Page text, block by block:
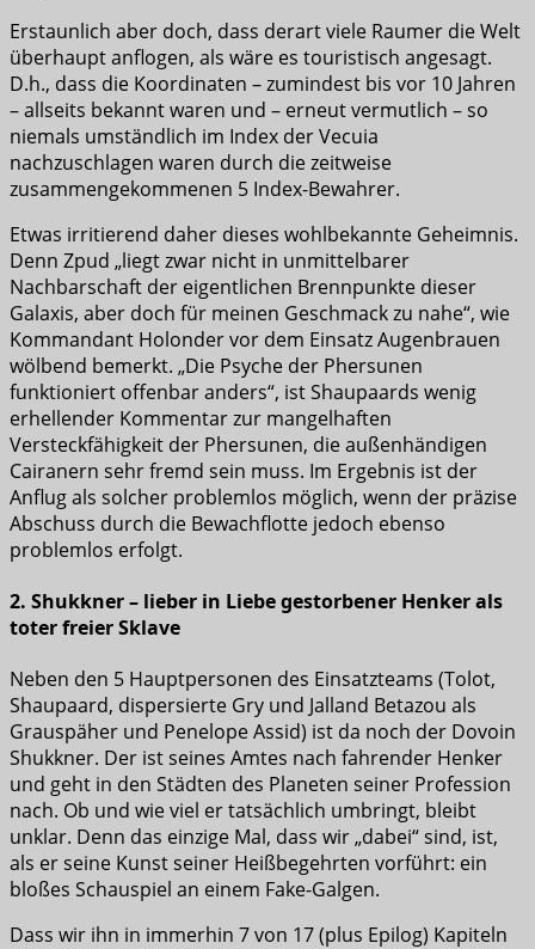
Erstaunlich aber doch, dass derart viele Raumer die Welt
überhaupt anflogen, als wäre es touristisch angesagt.
D.h., dass die Koordinaten – zumindest bis vor 10 Jahren
– allseits bekannt waren und – erneut vermutlich – so
niemals umständlich im Index der Vecuia
nachzuschlagen waren durch die zeitweise
zusammengekommenen 5 Index-Bewahrer.
Etwas irritierend daher dieses wohlbekannte Geheimnis.
Denn Zpud „liegt zwar nicht in unmittelbarer
Nachbarschaft der eigentlichen Brennpunkte dieser
Galaxis, aber doch für meinen Geschmack zu nahe“, wie
Kommandant Holonder vor dem Einsatz Augenbrauen
wölbend bemerkt. „Die Psyche der Phersunen
funktioniert offenbar anders“, ist Shaupaards wenig
erhellender Kommentar zur mangelhaften
Versteckfähigkeit der Phersunen, die außenhändigen
Cairanern sehr fremd sein muss. Im Ergebnis ist der
Anflug als solcher problemlos möglich, wenn der präzise
Abschuss durch die Bewachflotte jedoch ebenso
problemlos erfolgt.
2. Shukkner – lieber in Liebe gestorbener Henker als
toter freier Sklave
Neben den 5 Hauptpersonen des Einsatzteams (Tolot,
Shaupaard, dispersierte Gry und Jalland Betazou als
Grauspäher und Penelope Assid) ist da noch der Dovoin
Shukkner. Der ist seines Amtes nach fahrender Henker
und geht in den Städten des Planeten seiner Profession
nach. Ob und wie viel er tatsächlich umbringt, bleibt
unklar. Denn das einzige Mal, dass wir „dabei“ sind, ist,
als er seine Kunst seiner Heißbegehrten vorführt: ein
bloßes Schauspiel an einem Fake-Galgen.
Dass wir ihn in immerhin 7 von 17 (plus Epilog) Kapiteln